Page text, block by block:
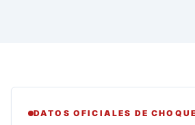
DATOS OFICIALES DE